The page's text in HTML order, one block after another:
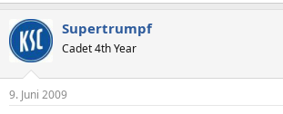
Supertrumpf
Cadet 4th Year
9. Juni 2009